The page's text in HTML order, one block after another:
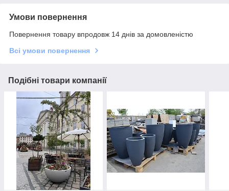
Умови повернення
Повернення товару впродовж 14 днів за домовленістю
Всі умови повернення
Подібні товари компанії